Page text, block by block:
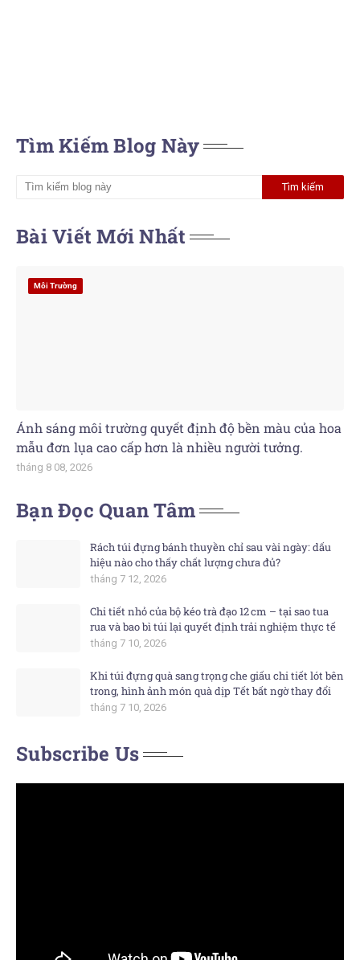
Tìm Kiếm Blog Này
Bài Viết Mới Nhất
Môi Trường
Ánh sáng môi trường quyết định độ bền màu của hoa
mẫu đơn lụa cao cấp hơn là nhiều người tưởng.
tháng 8 08, 2026
Bạn Đọc Quan Tâm
Rách túi đựng bánh thuyền chỉ sau vài ngày: dấu
hiệu nào cho thấy chất lượng chưa đủ?
tháng 7 12, 2026
Chi tiết nhỏ của bộ kéo trà đạo 12 cm – tại sao tua
rua và bao bì túi lại quyết định trải nghiệm thực tế
tháng 7 10, 2026
Khi túi đựng quà sang trọng che giấu chi tiết lót bên
trong, hình ảnh món quà dịp Tết bất ngờ thay đổi
tháng 7 10, 2026
Subscribe Us